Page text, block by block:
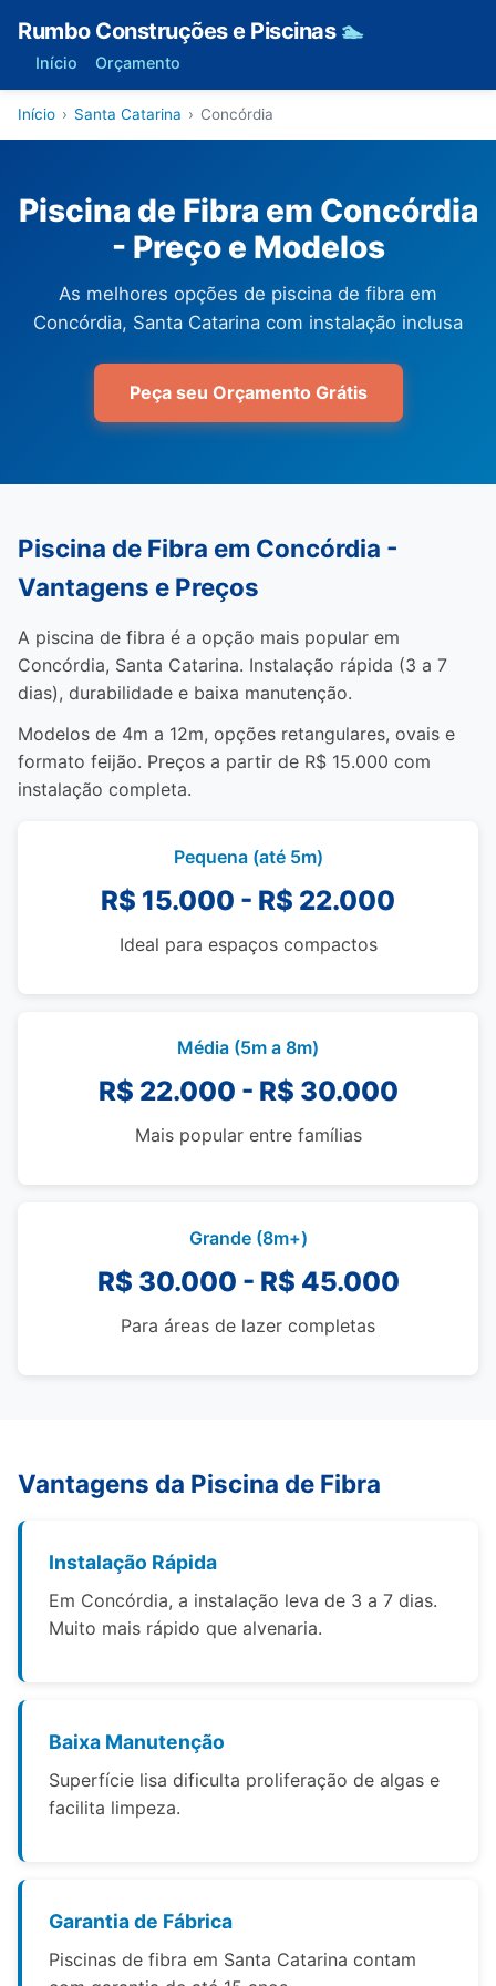
Rumbo Construções e Piscinas 🏊
Início Orçamento
Início › Santa Catarina › Concórdia
Piscina de Fibra em Concórdia
- Preço e Modelos
As melhores opções de piscina de fibra em
Concórdia, Santa Catarina com instalação inclusa
Peça seu Orçamento Grátis
Piscina de Fibra em Concórdia -
Vantagens e Preços
A piscina de fibra é a opção mais popular em
Concórdia, Santa Catarina. Instalação rápida (3 a 7
dias), durabilidade e baixa manutenção.
Modelos de 4m a 12m, opções retangulares, ovais e
formato feijão. Preços a partir de R$ 15.000 com
instalação completa.
Pequena (até 5m)
R$ 15.000 - R$ 22.000
Ideal para espaços compactos
Média (5m a 8m)
R$ 22.000 - R$ 30.000
Mais popular entre famílias
Grande (8m+)
R$ 30.000 - R$ 45.000
Para áreas de lazer completas
Vantagens da Piscina de Fibra
Instalação Rápida
Em Concórdia, a instalação leva de 3 a 7 dias.
Muito mais rápido que alvenaria.
Baixa Manutenção
Superfície lisa dificulta proliferação de algas e
facilita limpeza.
Garantia de Fábrica
Piscinas de fibra em Santa Catarina contam